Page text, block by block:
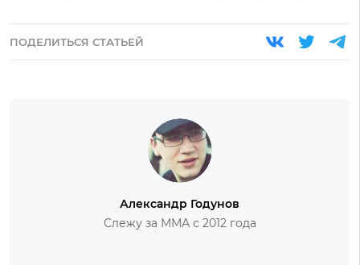
ПОДЕЛИТЬСЯ СТАТЬЕЙ
Александр Годунов
Слежу за ММА с 2012 года